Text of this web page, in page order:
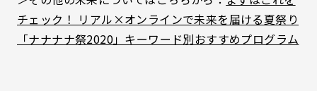
チェック！ リアル×オンラインで未来を届ける夏祭り
「ナナナナ祭2020」キーワード別おすすめプログラム